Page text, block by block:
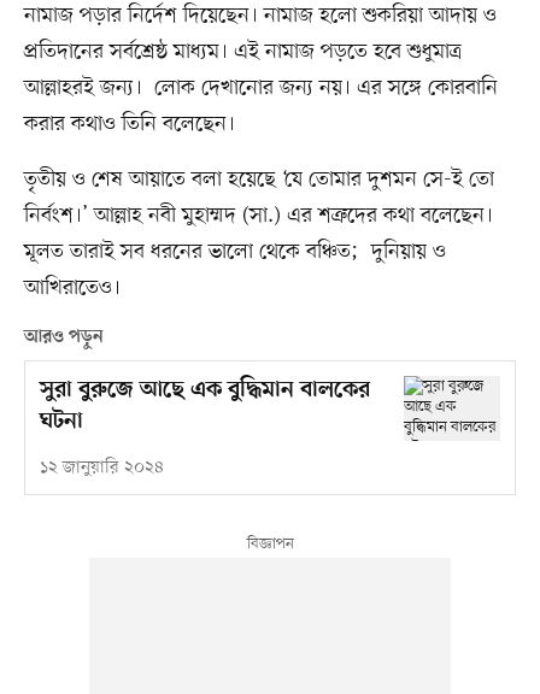
নামাজ পড়ার নির্দেশ দিয়েছেন। নামাজ হলো শুকরিয়া আদায় ও
প্রতিদানের সর্বশ্রেষ্ঠ মাধ্যম। এই নামাজ পড়তে হবে শুধুমাত্র
আল্লাহরই জন্য। লোক দেখানোর জন্য নয়। এর সঙ্গে কোরবানি
করার কথাও তিনি বলেছেন।
তৃতীয় ও শেষ আয়াতে বলা হয়েছে ‘যে তোমার দুশমন সে-ই তো
নির্বংশ।’ আল্লাহ নবী মুহাম্মদ (সা.) এর শত্রুদের কথা বলেছেন।
মূলত তারাই সব ধরনের ভালো থেকে বঞ্চিত; দুনিয়ায় ও
আখিরাতেও।
আরও পড়ুন
সুরা বুরুজে আছে এক বুদ্ধিমান বালকের
ঘটনা
১২ জানুয়ারি ২০২৪